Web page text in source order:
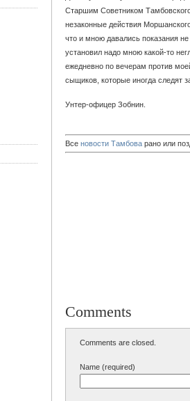
Старшим Советником
незаконные действия
что и мною давались показания
установил надо мною какой-то
ежедневно по вечерам против
сыщиков, которые иногда следят
Унтер-офицер Зобнин.
Все новости Тамбова рано или
Comments
Comments are closed.
Name (required)